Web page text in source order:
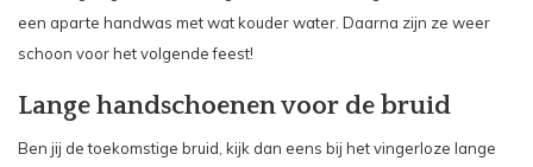
een aparte handwas met wat kouder water. Daarna zijn ze weer
schoon voor het volgende feest!
Lange handschoenen voor de bruid
Ben jij de toekomstige bruid, kijk dan eens bij het vingerloze lange